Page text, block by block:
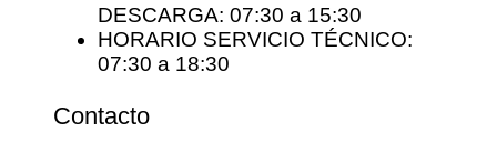
DESCARGA: 07:30 a 15:30
HORARIO SERVICIO TÉCNICO:
07:30 a 18:30
Contacto